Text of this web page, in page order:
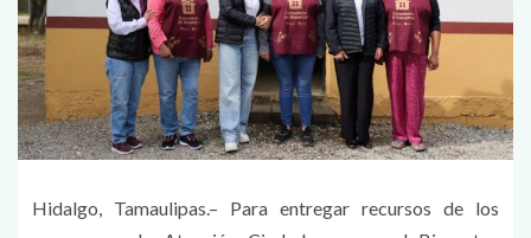
Hidalgo, Tamaulipas.– Para entregar recursos de los